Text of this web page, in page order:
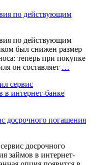
по действующим
по действующим
был снижен размер
теперь при покупке
он составляет …
досрочного погашения
досрочного
займов в интернет-